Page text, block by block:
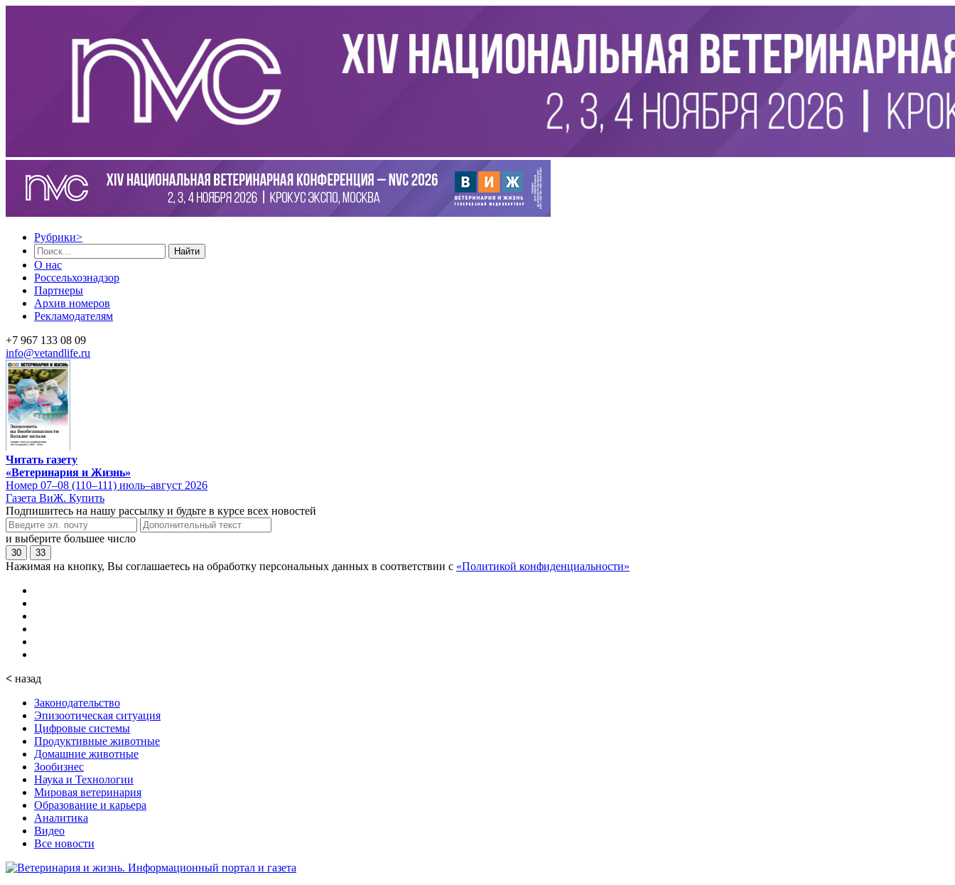
Рубрики>
Найти
О нас
Россельхознадзор
Партнеры
Архив номеров
Рекламодателям
+7 967 133 08 09
info@vetandlife.ru
Читать газету
«Ветеринария и Жизнь»
Номер 07–08 (110–111) июль–август 2026
Газета ВиЖ. Купить
Подпишитесь на нашу рассылку и будьте в курсе всех новостей
и выберите большее число
30 33
Нажимая на кнопку, Вы соглашаетесь на обработку персональных данных в соответствии с «Политикой конфиденциальности»
< назад
Законодательство
Эпизоотическая ситуация
Цифровые системы
Продуктивные животные
Домашние животные
Зообизнес
Наука и Технологии
Мировая ветеринария
Образование и карьера
Аналитика
Видео
Все новости